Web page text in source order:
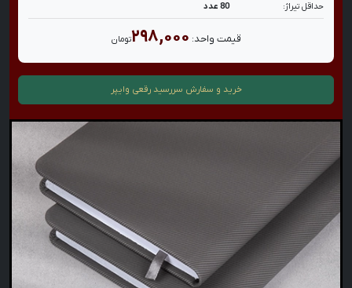
حداقل تیراژ: 80 عدد
قیمت واحد: ۲۹۸,۰۰۰تومان
خرید و سفارش سررسید رقعی وایپر